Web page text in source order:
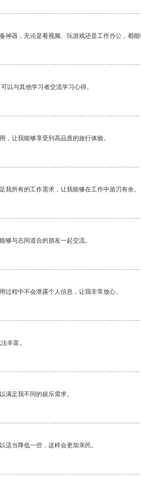
神器，无论是看视频、玩游戏还是工作办公，都
以与其他学习者交流学习心得。
，让我能够享受到高品质的旅行体验。
我所有的工作需求，让我能够在工作中游刃有余。
够与志同道合的朋友一起交流。
过程中不会泄露个人信息，让我非常放心。
丰富。
满足我不同的娱乐需求。
适当降低一些，这样会更加亲民。